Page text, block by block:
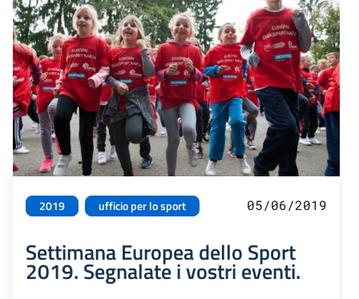
2019 ufficio per lo sport 05/06/2019
Settimana Europea dello Sport
2019. Segnalate i vostri eventi.